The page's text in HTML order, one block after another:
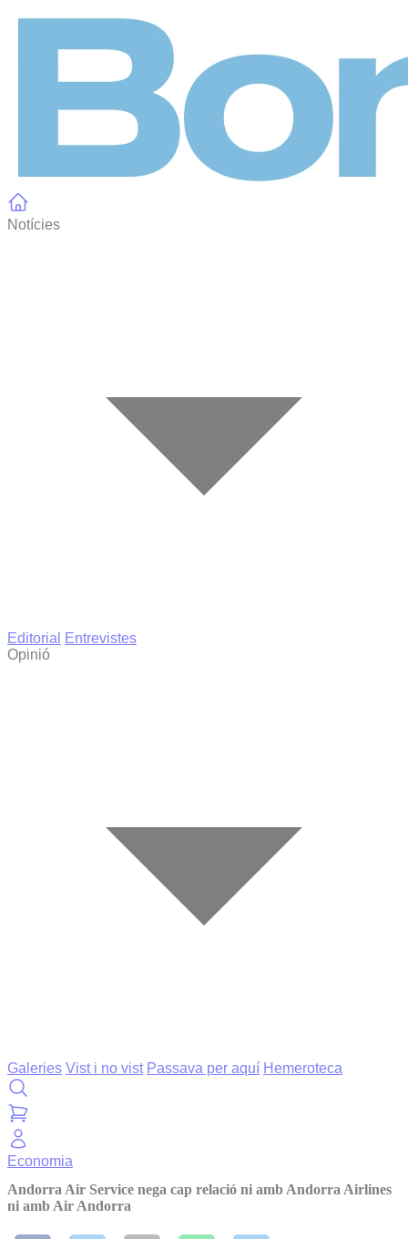
Notícies
Editorial
Entrevistes
Opinió
Galeries Vist i no vist Passava per aquí Hemeroteca
Economia
Andorra Air Service nega cap relació ni amb Andorra Airlines
ni amb Air Andorra